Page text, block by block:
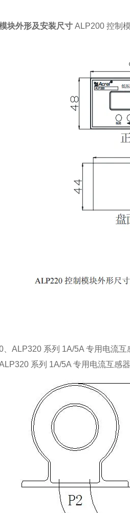
块外形及安装尺寸ALP200控制
、ALP320 系列 1A/5A 专用电流互
系列 1A/5A 专用电流互感